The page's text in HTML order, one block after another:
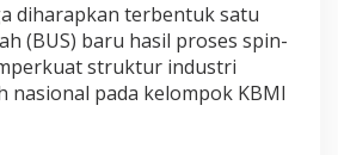
diharapkan terbentuk satu
(BUS) baru hasil proses spin-
struktur industri
nasional pada kelompok KBMI